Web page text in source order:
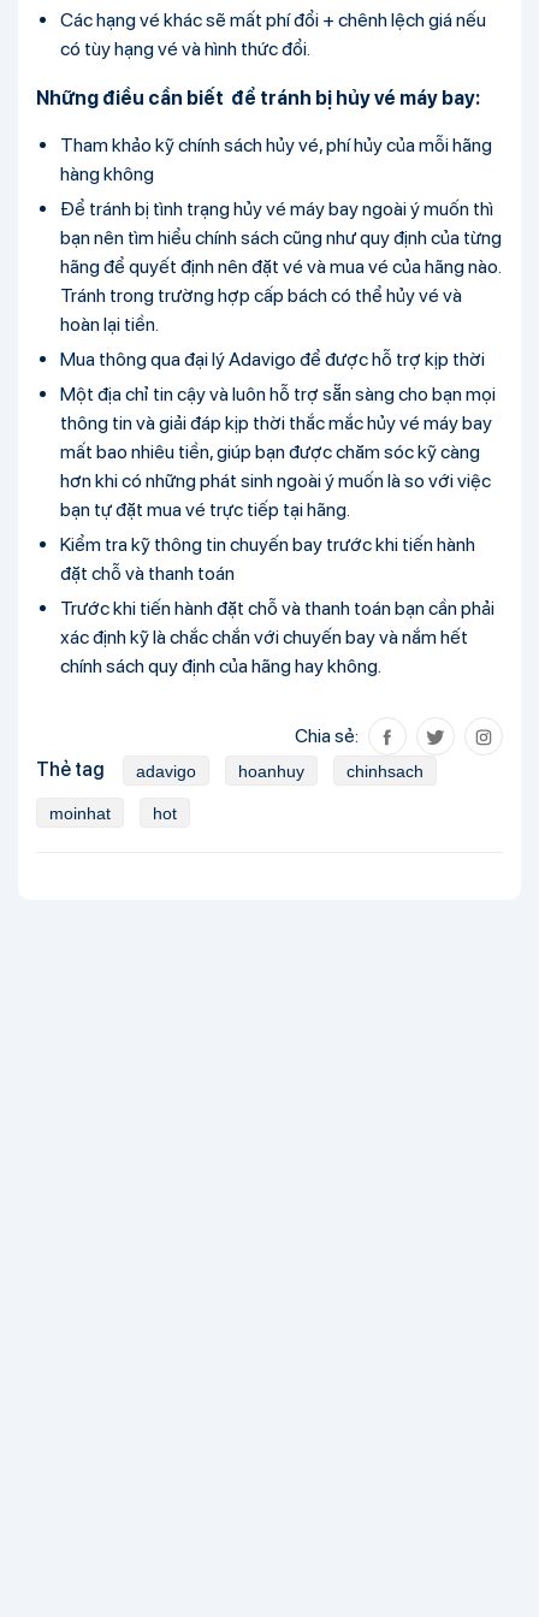
Các hạng vé khác sẽ mất phí đổi + chênh lệch giá nếu
có tùy hạng vé và hình thức đổi.
Những điều cần biết để tránh bị hủy vé máy bay:
Tham khảo kỹ chính sách hủy vé, phí hủy của mỗi hãng
hàng không
Để tránh bị tình trạng hủy vé máy bay ngoài ý muốn thì
bạn nên tìm hiểu chính sách cũng như quy định của từng
hãng để quyết định nên đặt vé và mua vé của hãng nào.
Tránh trong trường hợp cấp bách có thể hủy vé và
hoàn lại tiền.
Mua thông qua đại lý Adavigo để được hỗ trợ kịp thời
Một địa chỉ tin cậy và luôn hỗ trợ sẵn sàng cho bạn mọi
thông tin và giải đáp kịp thời thắc mắc hủy vé máy bay
mất bao nhiêu tiền, giúp bạn được chăm sóc kỹ càng
hơn khi có những phát sinh ngoài ý muốn là so với việc
bạn tự đặt mua vé trực tiếp tại hãng.
Kiểm tra kỹ thông tin chuyến bay trước khi tiến hành
đặt chỗ và thanh toán
Trước khi tiến hành đặt chỗ và thanh toán bạn cần phải
xác định kỹ là chắc chắn với chuyến bay và nắm hết
chính sách quy định của hãng hay không.
Chia sẻ:
Thẻ tag
adavigo hoanhuy chinhsach
moinhat hot